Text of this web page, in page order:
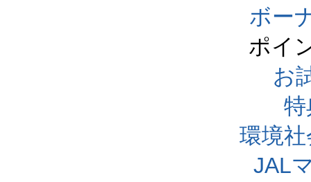
ボー
ポイ
お
環境
JAL